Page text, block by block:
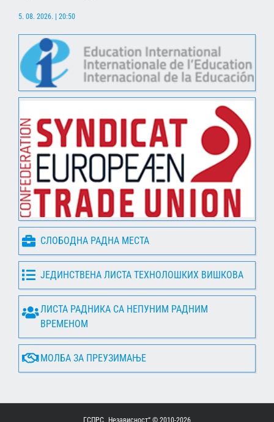
5. 08. 2026. | 20:50
СЛОБОДНА РАДНА МЕСТА
ЈЕДИНСТВЕНА ЛИСТА ТЕХНОЛОШКИХ ВИШКОВА
ЛИСТА РАДНИКА СА НЕПУНИМ РАДНИМ
ВРЕМЕНОМ
МОЛБА ЗА ПРЕУЗИМАЊЕ
ГСПРС „Независност“ © 2010-2026